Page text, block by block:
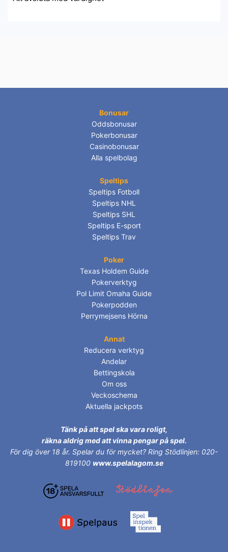
Bonusar
Oddsbonusar
Pokerbonusar
Casinobonusar
Alla spelbolag
Speltips
Speltips Fotboll
Speltips NHL
Speltips SHL
Speltips E-sport
Speltips Trav
Poker
Texas Holdem Guide
Pokerverktyg
Pol Limit Omaha Guide
Pokerpodden
Perrymejsens Hörna
Annat
Reducera verktyg
Andelar
Bettingskola
Om oss
Veckoschema
Aktuella jackpots
Tänk på att spel ska vara roligt,
räkna aldrig med att vinna pengar på spel.
För dig över 18 år. Spelar du för mycket? Ring Stödlinjen: 020-
819100 www.spelalagom.se